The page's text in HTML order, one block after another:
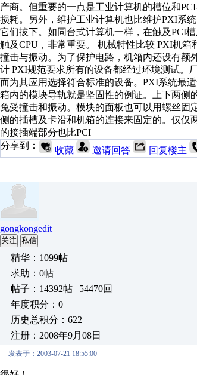
产商。但重要的一点是工业计算机的槽位和
损耗。另外，维护工业计算机也比维护PXI系
它们拔下。如同台式计算机一样，在触及PCI
触及CPU，非常重要。 机械特性比较 PXI机
撞击与振动。为了保护电路，机箱内还设有额
计 PXI规范要求所有的设备都经过环境测试。
而为其应用选择符合标准的设备。PXI系统最
箱内的模块导轨就是坚固性的例证。上下两侧
免受撞击和振动。模块的面板也可以用螺丝
侧的插槽及卡沿和机箱的连接来固定的。仅仅
的接插端部分也比PCI
分享到：
收藏 邀请回答 回复楼主
gongkongedit
关注 私信
精华：1099帖
求助：0帖
帖子：14392帖 | 54470回
年度积分：0
历史总积分：622
注册：2008年9月08日
发表于：2003-07-21 18:55:00